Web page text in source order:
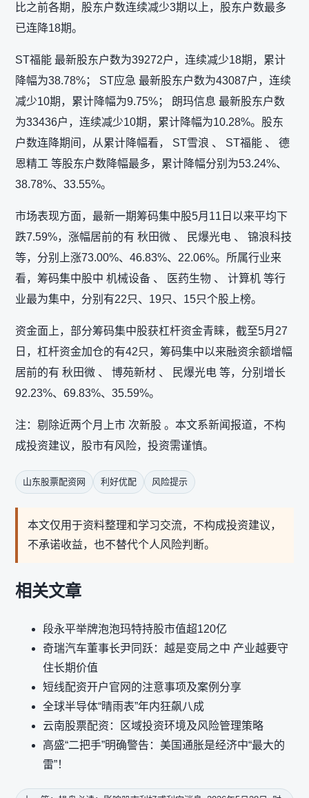
比之前各期，股东户数连续减少3期以上，股东户数最多
已连降18期。
ST福能 最新股东户数为39272户，连续减少18期，累计
降幅为38.78%； ST应急 最新股东户数为43087户，连续
减少10期，累计降幅为9.75%； 朗玛信息 最新股东户数
为33436户，连续减少10期，累计降幅为10.28%。股东
户数连降期间，从累计降幅看， ST雪浪 、 ST福能 、 德
恩精工 等股东户数降幅最多，累计降幅分别为53.24%、
38.78%、33.55%。
市场表现方面，最新一期筹码集中股5月11日以来平均下
跌7.59%，涨幅居前的有 秋田微 、 民爆光电 、 锦浪科技
等，分别上涨73.00%、46.83%、22.06%。所属行业来
看，筹码集中股中 机械设备 、 医药生物 、 计算机 等行
业最为集中，分别有22只、19只、15只个股上榜。
资金面上，部分筹码集中股获杠杆资金青睐，截至5月27
日，杠杆资金加仓的有42只，筹码集中以来融资余额增幅
居前的有 秋田微 、 博苑新材 、 民爆光电 等，分别增长
92.23%、69.83%、35.59%。
注：剔除近两个月上市 次新股 。本文系新闻报道，不构
成投资建议，股市有风险，投资需谨慎。
山东股票配资网 利好优配 风险提示
本文仅用于资料整理和学习交流，不构成投资建议，
不承诺收益，也不替代个人风险判断。
相关文章
段永平举牌泡泡玛特持股市值超120亿
奇瑞汽车董事长尹同跃：越是变局之中 产业越要守
住长期价值
短线配资开户官网的注意事项及案例分享
全球半导体“晴雨表”年内狂飙八成
云南股票配资：区域投资环境及风险管理策略
高盛“二把手”明确警告：美国通胀是经济中“最大的
雷”！